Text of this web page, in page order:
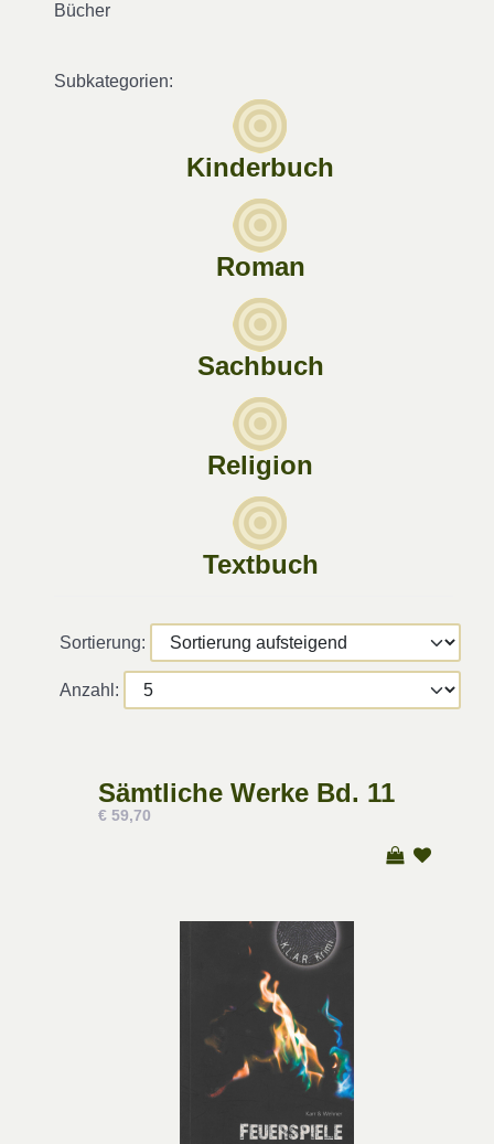
Bücher
Subkategorien:
Kinderbuch
Roman
Sachbuch
Religion
Textbuch
Sortierung:
Anzahl:
Sämtliche Werke Bd. 11
€ 59,70